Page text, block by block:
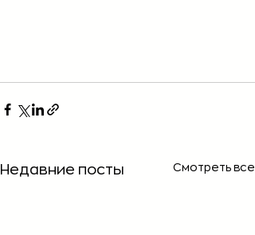
Недавние посты Смотреть все